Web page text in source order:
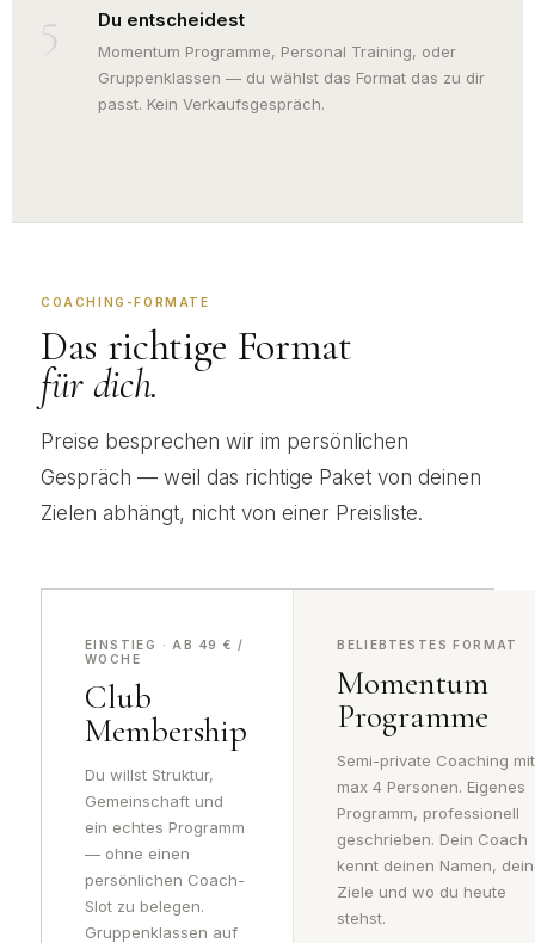
5 Du entscheidest
Momentum Programme, Personal Training, oder
Gruppenklassen — du wählst das Format das zu dir
passt. Kein Verkaufsgespräch.
COACHING-FORMATE
Das richtige Format
für dich.
Preise besprechen wir im persönlichen
Gespräch — weil das richtige Paket von deinen
Zielen abhängt, nicht von einer Preisliste.
EINSTIEG · AB 49 € /
WOCHE
Club
Membership
Du willst Struktur,
Gemeinschaft und
ein echtes Programm
— ohne einen
persönlichen Coach-
Slot zu belegen.
Gruppenklassen auf
BELIEBTESTES FORMAT
Momentum
Programme
Semi-private Coaching mit
max 4 Personen. Eigenes
Programm, professionell
geschrieben. Dein Coach
kennt deinen Namen,
Ziele und wo du heute
stehst.